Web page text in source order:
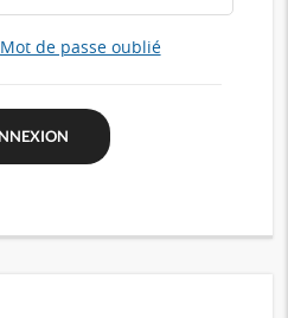
Mot de passe oublié